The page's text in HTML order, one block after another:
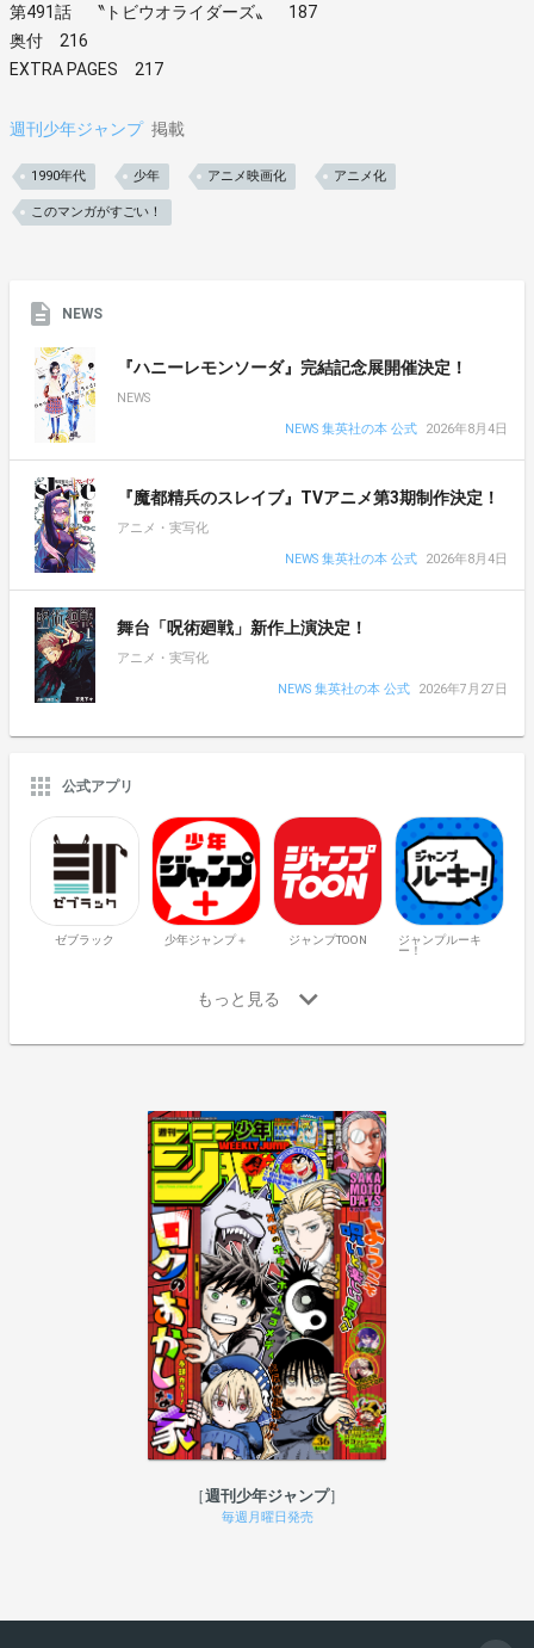
第491話 〝トビウオライダーズ〟 187
奥付 216
EXTRA PAGES 217
週刊少年ジャンプ 掲載
1990年代 少年 アニメ映画化 アニメ化
このマンガがすごい！
NEWS
『ハニーレモンソーダ』完結記念展開催決定！
NEWS
NEWS 集英社の本 公式
2026年8月4日
『魔都精兵のスレイブ』TVアニメ第3期制作決定！
アニメ・実写化
NEWS 集英社の本 公式
2026年8月4日
舞台「呪術廻戦」新作上演決定！
アニメ・実写化
NEWS 集英社の本 公式
2026年7月27日
公式アプリ
ゼブラック 少年ジャンプ＋ ジャンプTOON
ジャンプルーキ
ー！
週刊少年ジャンプ
毎週月曜日発売